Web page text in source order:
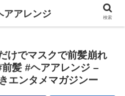
けでマスクで前髪崩れ
髪 #ヘアアレンジ –
エンタメマガジンー
アアレンジ 検索